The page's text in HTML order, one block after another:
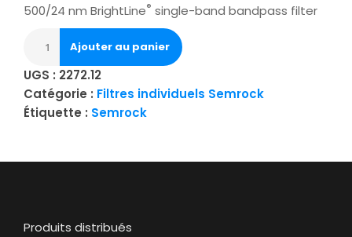
500/24 nm BrightLine® single-band bandpass filter
Ajouter au panier
UGS : 2272.12
Catégorie : Filtres individuels Semrock
Étiquette : Semrock
Produits distribués